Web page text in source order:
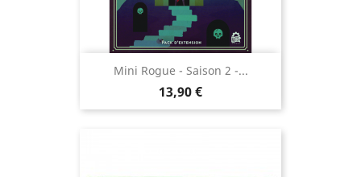
Mini Rogue - Saison 2 -...
Prix
13,90 €